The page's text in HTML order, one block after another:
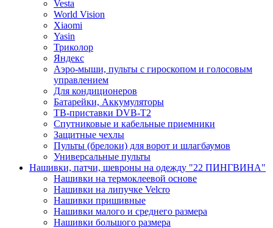
Vesta
World Vision
Xiaomi
Yasin
Триколор
Яндекс
Аэро-мыши, пульты с гироскопом и голосовым
управлением
Для кондиционеров
Батарейки, Аккумуляторы
ТВ-приставки DVB-T2
Спутниковые и кабельные приемники
Защитные чехлы
Пульты (брелоки) для ворот и шлагбаумов
Универсальные пульты
Нашивки, патчи, шевроны на одежду "22 ПИНГВИНА"
Нашивки на термоклеевой основе
Нашивки на липучке Velcro
Нашивки пришивные
Нашивки малого и среднего размера
Нашивки большого размера